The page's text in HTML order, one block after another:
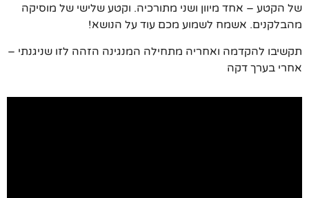
של הקטע – אחד מיוון ושני מתורכיה. וקטע שלישי של מוסיקה
מהבלקנים. אשמח לשמוע מכם עוד על הנושא!
תקשיבו להקדמה ואחריה מתחילה המנגינה הזהה לזו שניגנתי –
אחרי בערך דקה